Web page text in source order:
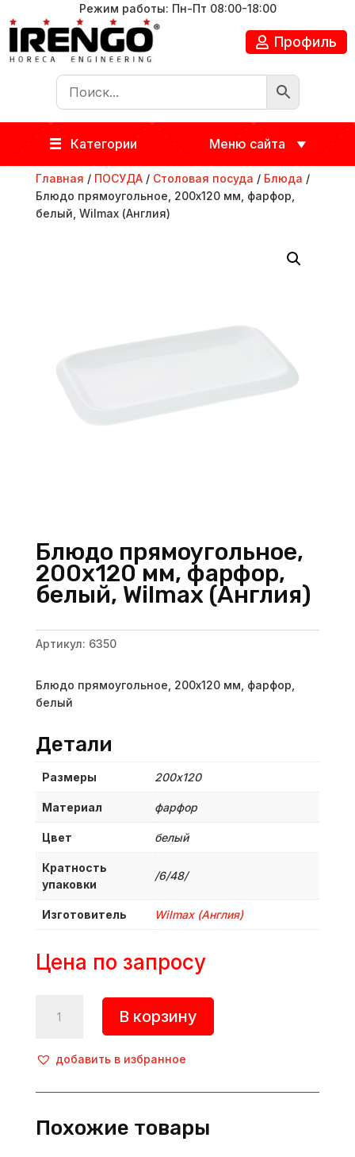
Режим работы: Пн-Пт 08:00-18:00
Профиль
Категории Меню сайта
Главная / ПОСУДА/ Столовая посуда / Блюда /
Блюдо прямоугольное, 200х120 мм, фарфор,
белый, Wilmax (Англия)
Блюдо прямоугольное,
200х120 мм, фарфор,
белый, Wilmax (Англия)
Артикул: 6350
Блюдо прямоугольное, 200х120 мм, фарфор,
белый
Детали
Размеры 200х120
Материал фарфор
Цвет белый
Кратность
упаковки
/6/48/
Изготовитель Wilmax (Англия)
Цена по запросу
товара
прямоугольное,
мм,
белый,
В корзину
добавить в избранное
Похожие товары